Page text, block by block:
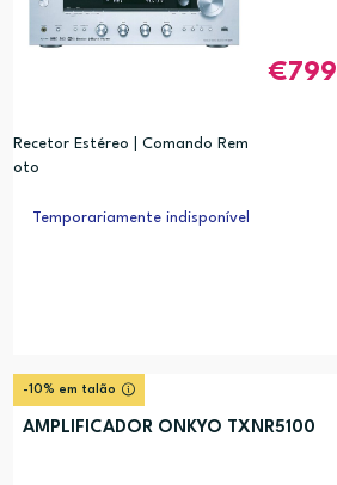
Recetor Estéreo | Comando Rem
oto
799
Temporariamente indisponível
-10% em talão
AMPLIFICADOR ONKYO TXNR5100